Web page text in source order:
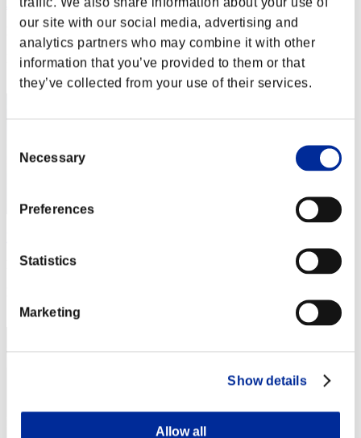
our site with our social media, advertising and
analytics partners who may combine it with other
information that you’ve provided to them or that
they’ve collected from your use of their services.
Selection
Necessary
Preferences
Statistics
Marketing
Show details
Allow all
Jonnymk1
Puntos:Lv:1/07'47"93
Posición
Puntos:Lv:1/07'55"34
13